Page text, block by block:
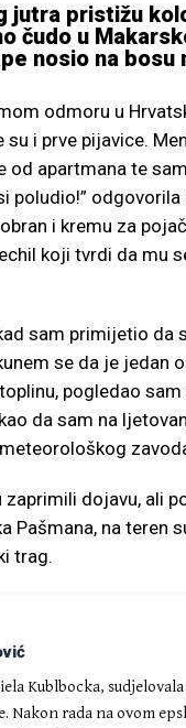
jutra pristižu
čudo u
nosio na bosu
odmoru u
i prve pijavice.
apartmana te
i kremu za
koji tvrdi da mu
sam primijetio da
se da je
pogledao
da sam na
dojavu, ali
Pašmana, na teren
trag.
Kublbocka,
Nakon rada na ovom